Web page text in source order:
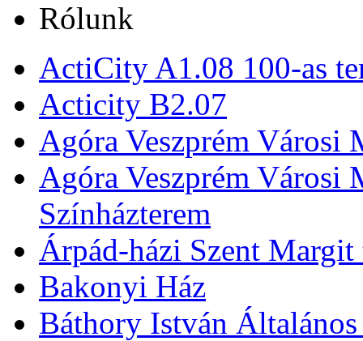
Rólunk
ActiCity A1.08 100-as
Acticity B2.07
Agóra Veszprém Városi
Agóra Veszprém Városi
Színházterem
Árpád-házi Szent
Bakonyi Ház
Báthory István